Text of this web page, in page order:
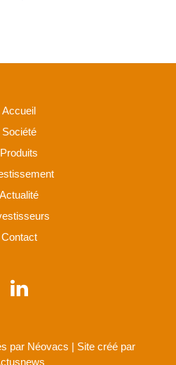
Accueil
Société
Produits
Actualité
Contact
par Néovacs | Site créé par